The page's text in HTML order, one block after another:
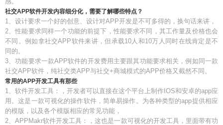
社交APP软件开发内容细分化，需要了解哪些特点？
1、设计要求一个好的创意、设计对APP开发是不可多得的，换句话来讲，
2、性能要求同样一个功能的前提下，性能要求不同，其工作量及价格也会
不同。例如拿社交APP软件来讲，但承载10人和10万人同时在线肯定是不
同的。
3、功能要求一款APP软件的开发费用主要跟其功能要求相关，例如同一款
社交APP软件，纯社交类APP与社交+商城模式的APP价格又截然不同。
常用的APP开发工具有那些
1、软件开发工具：，开发者可以直接在这个平台上制作IOS和安卓的app应
用。这是一款可视化的操作软件，简单易操作。为各种类型的app提供相应
的模版，以及各个模版相应的常见功能，
2、APPMakr软件开发工具：，这也是一款可视化的开发工具，里面带有功